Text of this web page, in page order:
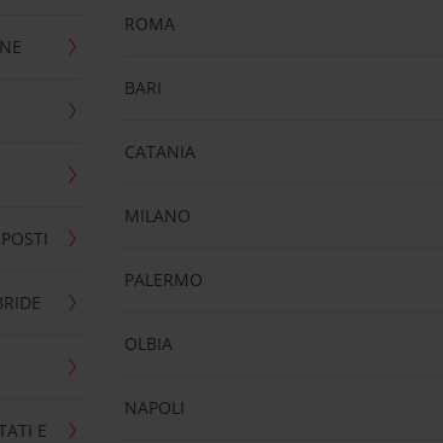
E
ROMA
BARI
CATANIA
MILANO
PALERMO
OLBIA
NAPOLI